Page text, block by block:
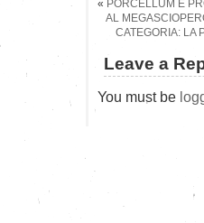
« PORCELLUM E
AL
CATEGORIA: LA
Leave a
You must be